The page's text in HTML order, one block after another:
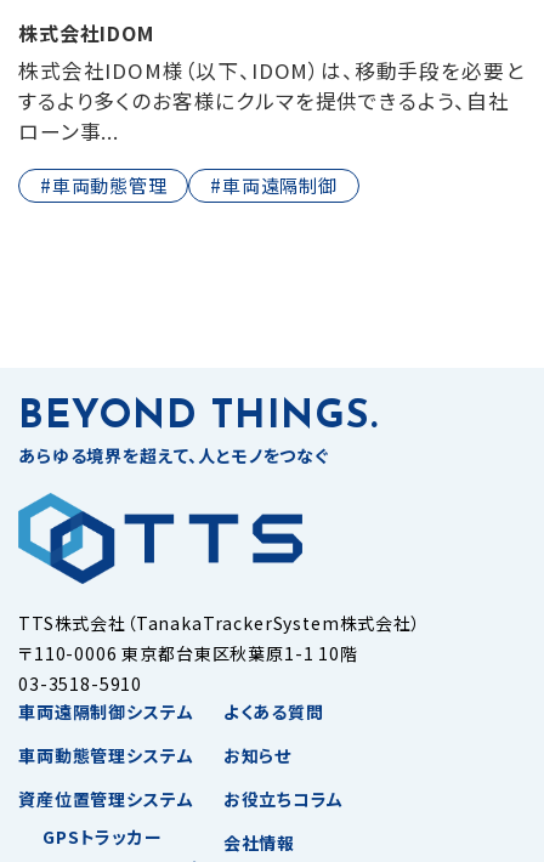
株式会社IDOM
株式会社IDOM様（以下、IDOM）は、移動手段を必要と
するより多くのお客様にクルマを提供できるよう、自社
ローン事...
#車両動態管理 #車両遠隔制御
BEYOND THINGS.
あらゆる境界を超えて、人とモノをつなぐ
TTS株式会社（TanakaTrackerSystem株式会社）
〒110-0006 東京都台東区秋葉原1-1 10階
03-3518-5910
車両遠隔制御システム
車両動態管理システム
資産位置管理システム
GPSトラッカー
よくある質問
お知らせ
お役立ちコラム
会社情報